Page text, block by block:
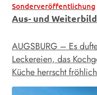
Sonderveröffentlichung
Aus- und
AUGSBURG – Es
Leckereien, das
Küche herrscht